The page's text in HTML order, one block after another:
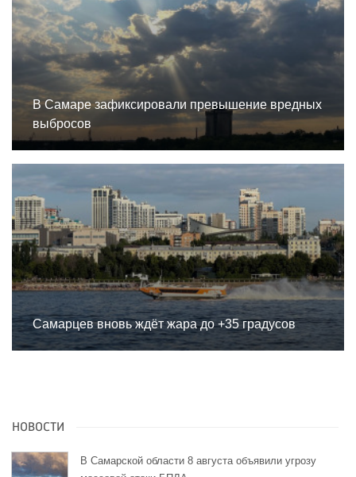
В Самаре зафиксировали превышение вредных
выбросов
Самарцев вновь ждёт жара до +35 градусов
НОВОСТИ
В Самарской области 8 августа объявили угрозу